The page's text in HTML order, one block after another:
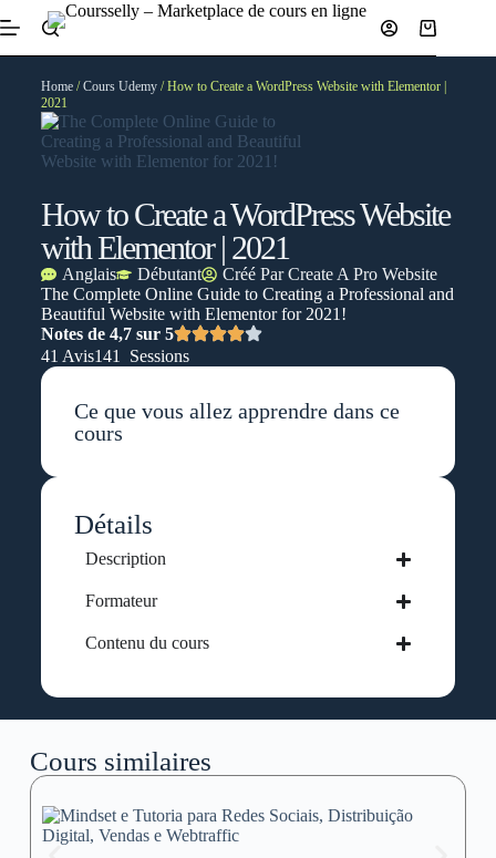
Home/Cours Udemy/ How to Create a WordPress Website with Elementor |
2021
How to Create a WordPress Website
with Elementor | 2021
Anglais Débutant Créé ParCreate A Pro Website
The Complete Online Guide to Creating a Professional and
Beautiful Website with Elementor for 2021!
Notes de 4,7 sur 5
41 Avis141 Sessions
Ce que vous allez apprendre dans ce
cours
Détails
Description
Formateur
Contenu du cours
Cours similaires